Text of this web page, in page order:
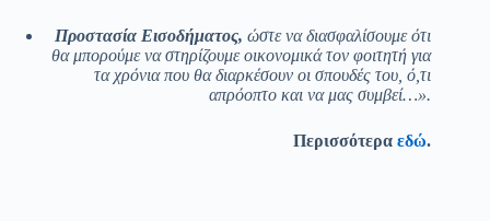
Προστασία Εισοδήματος, ώστε να διασφαλίσουμε ότι
θα μπορούμε να στηρίζουμε οικονομικά τον φοιτητή για
τα χρόνια που θα διαρκέσουν οι σπουδές του, ό,τι
απρόοπτο και να μας συμβεί…».
Περισσότεραεδώ.